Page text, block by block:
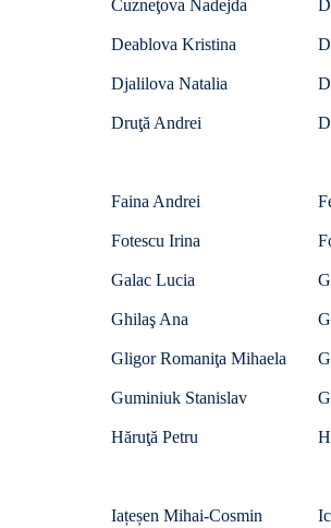
Cuzneţova Nadejda
Deablova Kristina
Djalilova Natalia
Druţă Andrei
Faina Andrei
Fotescu Irina
Galac Lucia
Ghilaş Ana
Gligor Romaniţa Mihaela
Guminiuk Stanislav
Hăruţă Petru
Iațeșen Mihai-Cosmin